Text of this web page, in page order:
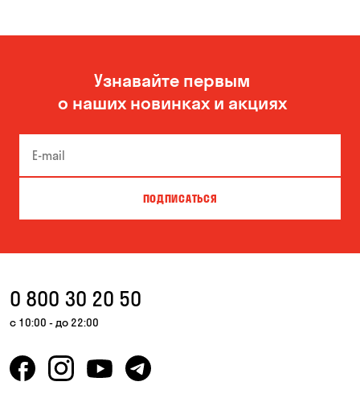
Узнавайте первым
о наших новинках и акциях
ПОДПИСАТЬСЯ
0 800 30 20 50
с 10:00 - до 22:00